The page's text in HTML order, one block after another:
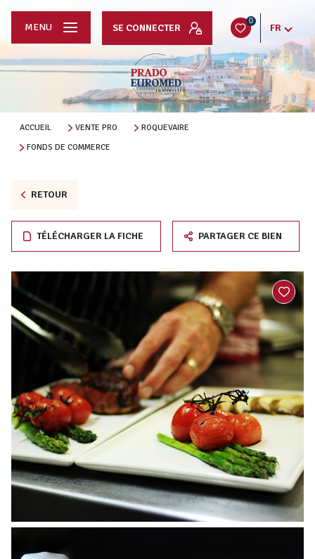
SE CONNECTER
0
FR
MENU
ACCUEIL VENTE PRO
ROQUEVAIRE
FONDS DE COMMERCE
RETOUR
TÉLÉCHARGER LA FICHE PARTAGER CE BIEN